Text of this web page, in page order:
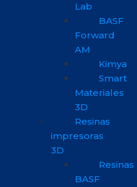
Lab
BASF
Forward
AM
Kimya
Smart
Materiales
3D
Resinas
impresoras
3D
Resinas
BASF